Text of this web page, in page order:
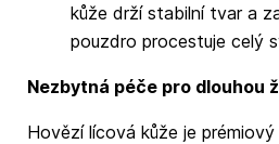
kůže drží stabilní tvar a
pouzdro procestuje celý
Nezbytná péče pro dlouhou
Hovězí lícová kůže je prémiový